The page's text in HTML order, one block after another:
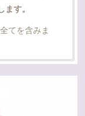
す。
てを含みま